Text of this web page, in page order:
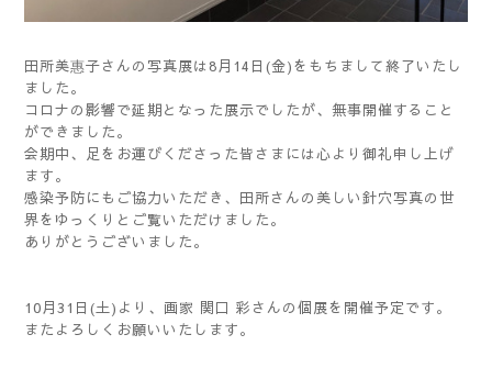
田所美惠子さんの写真展は8月14日(金)をもちまして終了いたし
ました。
コロナの影響で延期となった展示でしたが、無事開催すること
ができました。
会期中、足をお運びくださった皆さまには心より御礼申し上げ
ます。
感染予防にもご協力いただき、田所さんの美しい針穴写真の世
界をゆっくりとご覧いただけました。
ありがとうございました。
10月31日(土)より、画家 関口 彩さんの個展を開催予定です。
またよろしくお願いいたします。